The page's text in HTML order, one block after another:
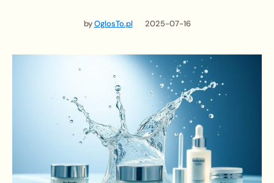
byOglosTo.pl 2025-07-16